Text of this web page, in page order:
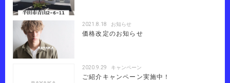
2021.8.18 お知らせ
価格改定のお知らせ
2020.9.29 キャンペーン
ご紹介キャンペーン実施中！